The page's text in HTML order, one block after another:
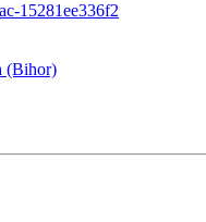
15281ee336f2
(Bihor)